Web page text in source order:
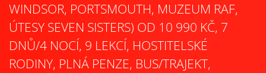
WINDSOR, PORTSMOUTH, MUZEUM RAF,
ÚTESY SEVEN SISTERS) OD 10 990 KČ, 7
DNŮ/4 NOCÍ, 9 LEKCÍ, HOSTITELSKÉ
RODINY, PLNÁ PENZE, BUS/TRAJEKT,